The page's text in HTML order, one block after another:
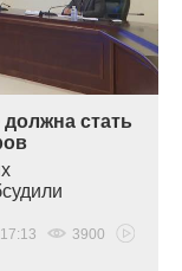
стать
3900